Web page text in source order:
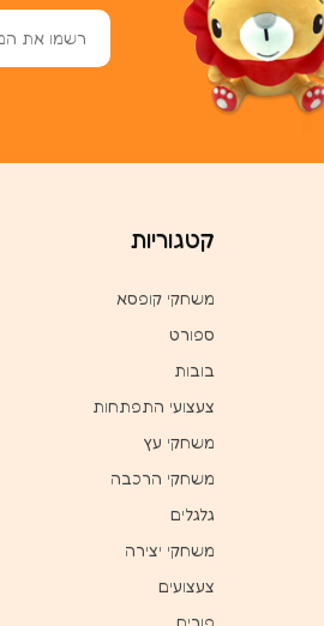
קטגוריות
משחקי קופסא
ספורט
בובות
צעצועי התפתחות
משחקי עץ
משחקי הרכבה
גלגלים
משחקי יצירה
צעצועים